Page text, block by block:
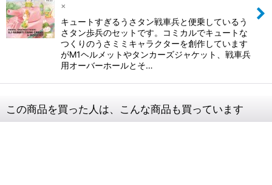
×
キュートすぎるうさタン戦車兵と便乗しているう
さタン歩兵のセットです。 コミカルでキュートな
つくりのうさミミキャラクターを創作しています
がM1ヘルメットやタンカーズジャケット、戦車兵
用オーバーホールとそ…
この商品を買った人は、こんな商品も買っています